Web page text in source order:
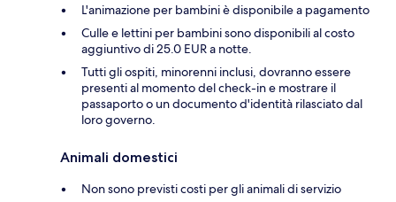
L'animazione per bambini è disponibile a pagamento
Culle e lettini per bambini sono disponibili al costo
aggiuntivo di 25.0 EUR a notte.
Tutti gli ospiti, minorenni inclusi, dovranno essere
presenti al momento del check-in e mostrare il
passaporto o un documento d'identità rilasciato dal
loro governo.
Animali domestici
Non sono previsti costi per gli animali di servizio